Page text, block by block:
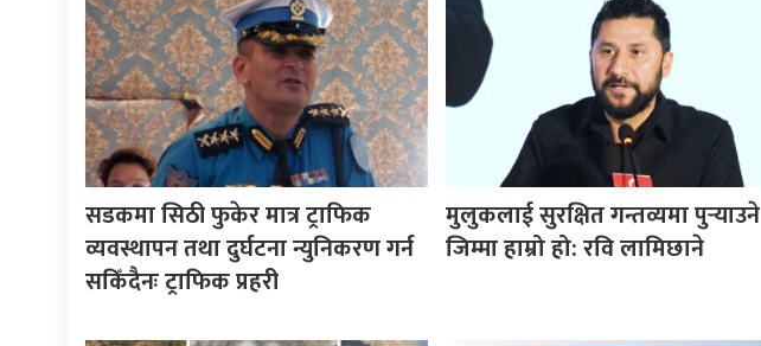
सडकमा सिठी फुकेर मात्र ट्राफिक
व्यवस्थापन तथा दुर्घटना न्युनिकरण गर्न
सकिँदैनः ट्राफिक प्रहरी
मुलुकलाई सुरक्षित गन्तव्यमा पुर्‍याउने
जिम्मा हाम्रो हो: रवि लामिछाने